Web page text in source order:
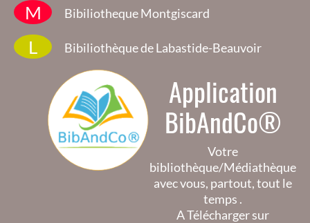
M Bibiliotheque Montgiscard
L Bibiliothèque de Labastide-Beauvoir
Application
BibAndCo®
Votre
bibliothèque/Médiathèque
avec vous, partout, tout le
temps .
A Télécharger sur